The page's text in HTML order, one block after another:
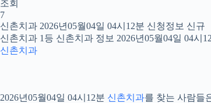
조회
7
신촌치과 2026년05월04일 04시12분 신청정보 신규
신촌치과 1등 신촌치과 정보 2026년05월04일 04시
신촌치과
2026년05월04일 04시12분 신촌치과를 찾는 사람들